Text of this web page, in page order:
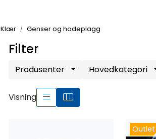
Klær Genser og hodeplagg
Filter
Produsenter Hovedkategori
Visning
Outlet